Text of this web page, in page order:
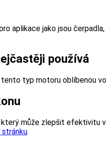
aplikace jako jsou
používá
typ motoru oblíbenou
může zlepšit efektivitu
stránku.